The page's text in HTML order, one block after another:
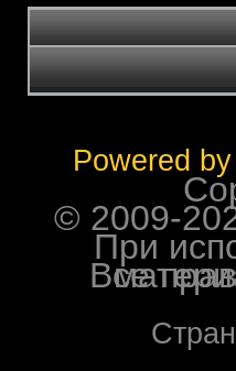
Powered
Все права на